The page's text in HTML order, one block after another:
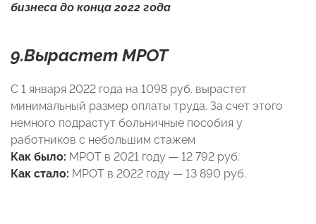
бизнеса до конца 2022 года
9.Вырастет МРОТ
С 1 января 2022 года на 1098 руб. вырастет
минимальный размер оплаты труда. За счет этого
немного подрастут больничные пособия у
работников с небольшим стажем
Как было: МРОТ в 2021 году — 12 792 руб.
Как стало: МРОТ в 2022 году — 13 890 руб.